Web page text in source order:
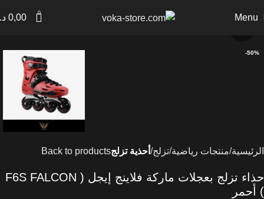
Menu
0
0,00
-50%
الرئيسية منتجات رياضية تزلج أحذية تزلجBack to products
حذاء تزلج بعجلات ماركة فلاينج إيجل ( F6S FALCON
) أحمر